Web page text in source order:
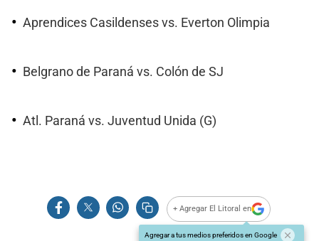
Aprendices Casildenses vs. Everton Olimpia
Belgrano de Paraná vs. Colón de SJ
Atl. Paraná vs. Juventud Unida (G)
+ Agregar El Litoral en
Agregar a tus medios preferidos en Google